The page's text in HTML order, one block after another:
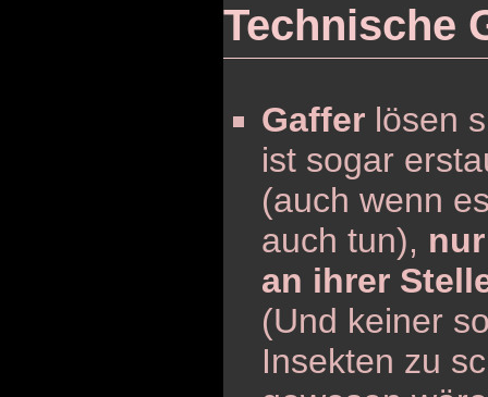
Technische
Gaffer lösen
ist sogar
(auch wenn
auch tun),
an ihrer
(Und keiner
Insekten zu